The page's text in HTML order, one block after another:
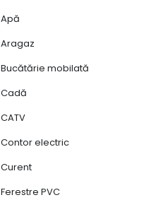
Apă
Aragaz
Bucătărie mobilată
Cadă
CATV
Contor electric
Curent
Ferestre PVC